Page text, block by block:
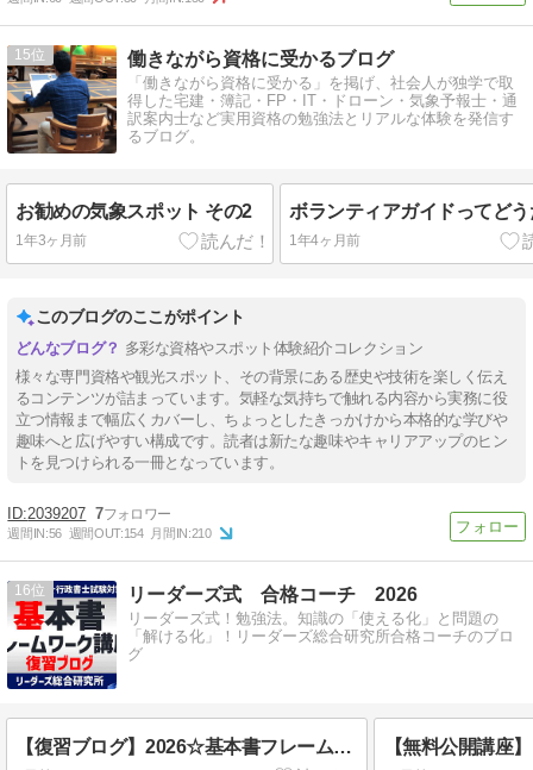
15 働きながら資格に受かるブログ
「働きながら資格に受かる」を掲げ、社会人が独学で取
得した宅建・簿記・FP・IT・ドローン・気象予報士・通
訳案内士など実用資格の勉強法とリアルな体験を発信す
るブログ。
お勧めの気象スポット その2
1年3ヶ月前
ボランティアガイドってど
1年4ヶ月前
このブログのここがポイント
多彩な資格やスポット体験紹介コレクション
様々な専門資格や観光スポット、その背景にある歴史や技術を楽しく伝え
るコンテンツが詰まっています。気軽な気持ちで触れる内容から実務に役
立つ情報まで幅広くカバーし、ちょっとしたきっかけから本格的な学びや
趣味へと広げやすい構成です。読者は新たな趣味やキャリアアップのヒン
トを見つけられる一冊となっています。
2039207 7
週間IN:56 週間OUT:154 月間IN:210
16 リーダーズ式 合格コーチ 2026
リーダーズ式！勉強法。知識の「使える化」と問題の
「解ける化」！リーダーズ総合研究所合格コーチのブロ
グ
【復習ブログ】2026☆基本書フレームワーク講座 行政法37・38・39回（解像度を上げる！）